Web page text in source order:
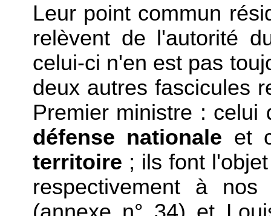
Leur point commun
relèvent de l'autorité
celui-ci n'en est pas
deux autres fascicules
Premier ministre :
défense nationale et
territoire ; ils font
respectivement à nos